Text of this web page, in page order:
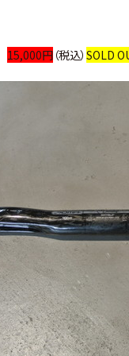
15,000円 （税込） SOLD